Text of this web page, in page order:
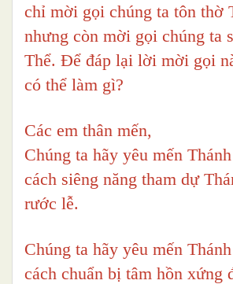
chỉ mời gọi chúng ta tôn thờ
nhưng còn mời gọi chúng ta
Thể. Để đáp lại lời mời gọi
có thể làm gì?
Các em thân mến,
Chúng ta hãy yêu mến
cách siêng năng tham dự
rước lễ.
Chúng ta hãy yêu mến
cách chuẩn bị tâm hồn xứng